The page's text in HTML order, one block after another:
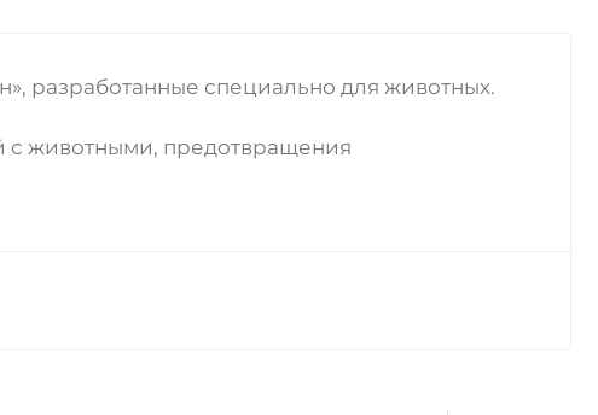
разработанные специально для животных.
с животными, предотвращения